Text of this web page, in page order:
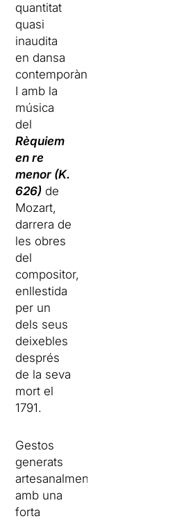
quantitat
quasi
inaudita
en dansa
contemporània.
I amb la
música
del
Rèquiem
en re
menor (K.
626) de
Mozart,
darrera de
les obres
del
compositor,
enllestida
per un
dels seus
deixebles
després
de la seva
mort el
1791.
Gestos
generats
artesanalment,
amb una
forta